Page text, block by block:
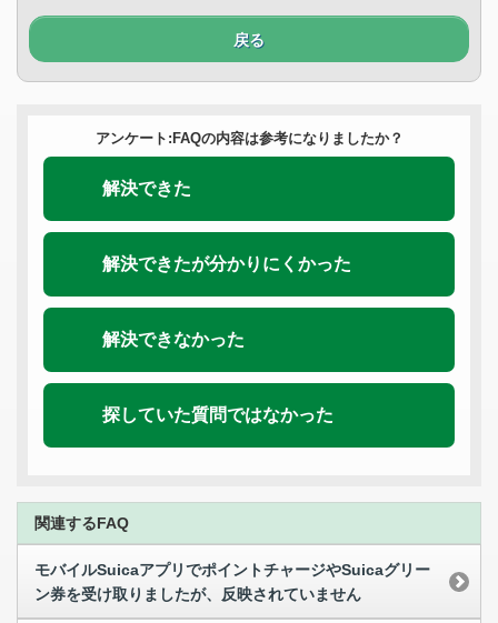
戻る
アンケート:FAQの内容は参考になりましたか？
解決できた
解決できたが分かりにくかった
解決できなかった
探していた質問ではなかった
関連するFAQ
モバイルSuicaアプリでポイントチャージやSuicaグリー
ン券を受け取りましたが、反映されていません